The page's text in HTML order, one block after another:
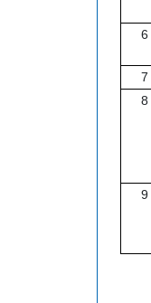
6
7
8
9